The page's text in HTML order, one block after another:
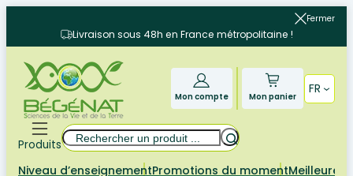
contenu
Fermer
Livraison sous 48h en France métropolitaine !
Mon compte Mon panier
FR
Produits
Rechercher
Niveau d’enseignementPromotions du momentMeilleures